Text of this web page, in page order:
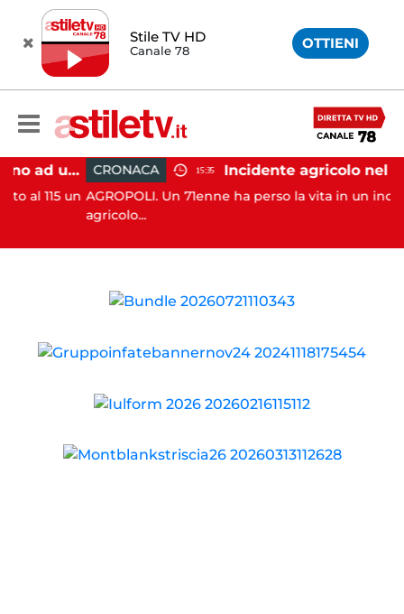
Stile TV HD
Canale 78 OTTIENI
Salerno, incendio vicino ad un traliccio: tempestivi i soccorsi
un
CRONACA 15:35
AGROPOLI. Un 71enne ha perso la vita in un incidente
agricolo...